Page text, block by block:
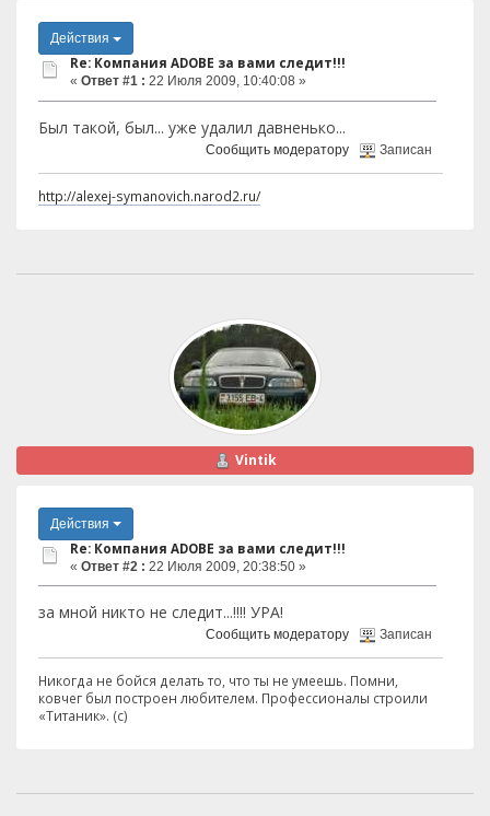
Действия
Re: Компания ADOBE за вами следит!!!
« Ответ #1 : 22 Июля 2009, 10:40:08 »
Был такой, был... уже удалил давненько...
Сообщить модератору Записан
http://alexej-symanovich.narod2.ru/
Vintik
Действия
Re: Компания ADOBE за вами следит!!!
« Ответ #2 : 22 Июля 2009, 20:38:50 »
за мной никто не следит...!!!! УРА!
Сообщить модератору Записан
Никогда не бойся делать то, что ты не умеешь. Помни,
ковчег был построен любителем. Профессионалы строили
«Титаник». (с)